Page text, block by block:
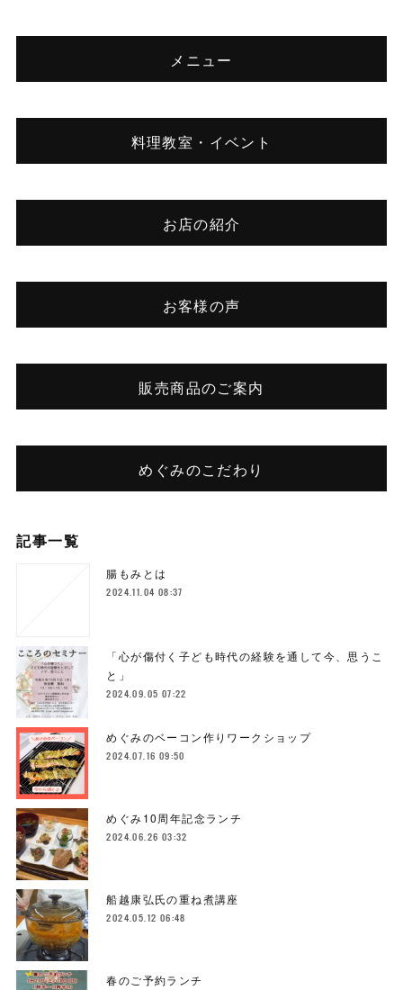
メニュー
料理教室・イベント
お店の紹介
お客様の声
販売商品のご案内
めぐみのこだわり
記事一覧
腸もみとは
2024.11.04 08:37
「心が傷付く子ども時代の経験を通して今、思うこ
と」
2024.09.05 07:22
めぐみのベーコン作りワークショップ
2024.07.16 09:50
めぐみ10周年記念ランチ
2024.06.26 03:32
船越康弘氏の重ね煮講座
2024.05.12 06:48
春のご予約ランチ